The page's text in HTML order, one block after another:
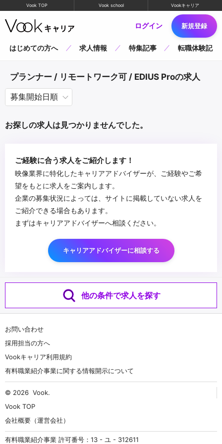
Vook TOP Vook school Vookキャリア
ログイン 新規登録
はじめての方へ 求人情報 特集記事 転職体験記
プランナー / リモートワーク可 / EDIUS Proの求人
お探しの求人は見つかりませんでした。
ご経験に合う求人をご紹介します！
映像業界に特化したキャリアアドバイザーが、ご経験やご希
望をもとに求人をご案内します。
企業の募集状況によっては、サイトに掲載していない求人を
ご紹介できる場合もあります。
まずはキャリアアドバイザーへ相談ください。
キャリアアドバイザーに相談する
他の条件で求人を探す
お問い合わせ
採用担当の方へ
Vookキャリア利用規約
有料職業紹介事業に関する情報開示について
© 2026 Vook.
Vook TOP
会社概要（運営会社）
有料職業紹介事業 許可番号：13 - ユ - 312611